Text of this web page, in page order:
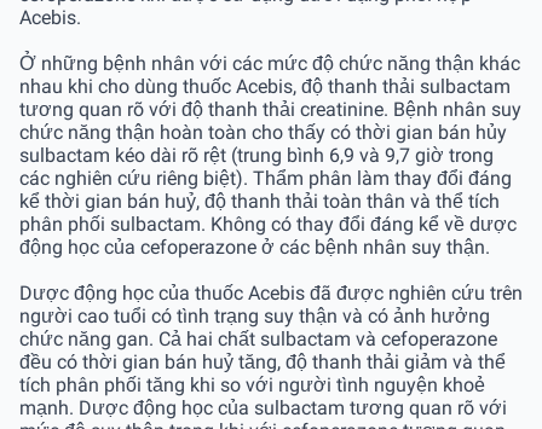
Acebis.
Ở những bệnh nhân với các mức độ chức năng thận khác
nhau khi cho dùng thuốc Acebis, độ thanh thải sulbactam
tương quan rõ với độ thanh thải creatinine. Bệnh nhân suy
chức năng thận hoàn toàn cho thấy có thời gian bán hủy
sulbactam kéo dài rõ rệt (trung bình 6,9 và 9,7 giờ trong
các nghiên cứu riêng biệt). Thẩm phân làm thay đổi đáng
kể thời gian bán huỷ, độ thanh thải toàn thân và thể tích
phân phối sulbactam. Không có thay đổi đáng kể về dược
động học của cefoperazone ở các bệnh nhân suy thận.
Dược động học của thuốc Acebis đã được nghiên cứu trên
người cao tuổi có tình trạng suy thận và có ảnh hưởng
chức năng gan. Cả hai chất sulbactam và cefoperazone
đều có thời gian bán huỷ tăng, độ thanh thải giảm và thể
tích phân phối tăng khi so với người tình nguyện khoẻ
mạnh. Dược động học của sulbactam tương quan rõ với